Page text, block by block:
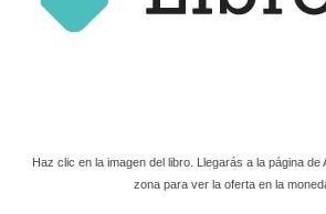
Haz clic en la imagen del libro. Llegarás a la página
zona para ver la oferta en la